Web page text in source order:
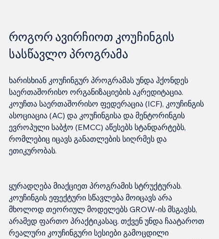
როგორ ავირჩიოთ კოუჩინგის
სასწავლო პროგრამა
ხარისხიან კოუჩინგურ პროგრამას უნდა ჰქონდეს
საერთაშორისო ორგანიზაციების აკრედიტაცია.
კოუჩთა საერთაშორისო ფედერაცია (ICF), კოუჩინგის
ასოციაცია (AC) და კოუჩინგისა და მენტორინგის
ევროპული საბჭო (EMCC) აწესებს სტანდარტებს,
რომლებიც იცავს განათლების სიღრმეს და
ყურადღება მიაქციეთ პროგრამის სტრუქტურას.
კოუჩინგის ეფექტური სწავლება მოიცავს არა
მხოლოდ თეორიულ მოდელებს GROW-ის მსგავსს,
არამედ ფართო პრაქტიკასაც. თქვენ უნდა ჩაატაროთ
რეალური კოუჩინგური სესიები გამოცდილი